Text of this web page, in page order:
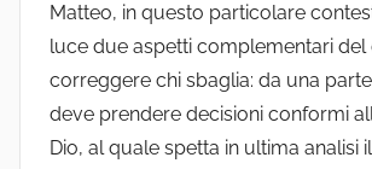
Matteo, in questo particolare
luce due aspetti complementari del
correggere chi sbaglia: da una
deve prendere decisioni conformi
Dio, al quale spetta in ultima analisi